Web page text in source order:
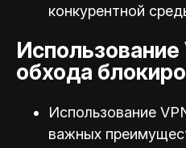
конкурентной
Использование
обхода
Использование
важных